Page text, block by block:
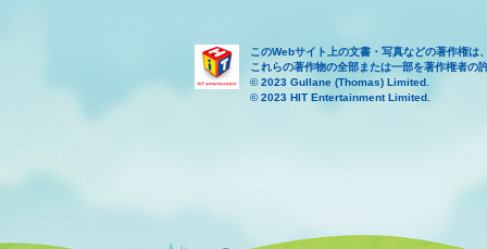
このWebサイト上の文書・写真などの著作権は
これらの著作物の全部または一部を著作権者の
© 2023 Gullane (Thomas) Limited.
© 2023 HIT Entertainment Limited.